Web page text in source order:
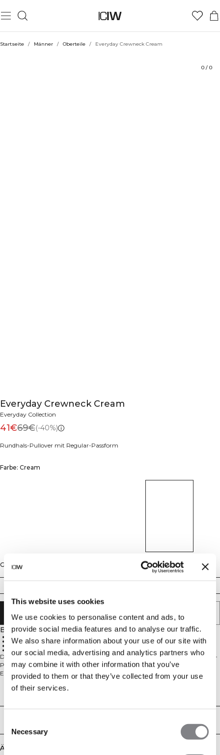
This website uses cookies
We use cookies to personalise content and ads, to
provide social media features and to analyse our traffic.
We also share information about your use of our site with
our social media, advertising and analytics partners who
may combine it with other information that you’ve
provided to them or that they’ve collected from your use
of their services.
Selection
Necessary
Startseite / Männer / Oberteile / Everyday Crewneck Cream
0 / 0
Everyday Crewneck Cream
Everyday Collection
41€69€(-40%)
Rundhals-Pullover mit Regular-Passform
Farbe: Cream
Größe
IN DEN WARENKORB LEGEN
Beschreibung
60% Baumwolle, 40% Polyester
Standard Passform
Weiche aufgeraute Mischung
Gerippter Rundhalsausschnitt
Der Everyday Crew Neck verbindet zeitlosen Stil mit einer modernen Raglan-
Passform und eignet sich perfekt fürs Fitnessstudio, die Arbeit oder zum
Entspannen zu Hause. Hergestellt aus einer weichen, aufgerauten Mischung
aus 60% Baumwolle und 40% Polyester, verfügt er über eine normale
Passform und einen gerippten Rundhalsausschnitt für ganztägigen Komfort.
Technical Aspects
Ähnliche Produkte